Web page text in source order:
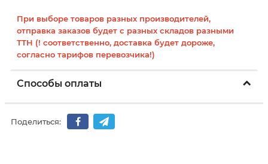
При выборе товаров разных производителей,
отправка заказов будет с разных складов разными
ТТН (! соответственно, доставка будет дороже,
согласно тарифов перевозчика!)
Способы оплаты
Поделиться: